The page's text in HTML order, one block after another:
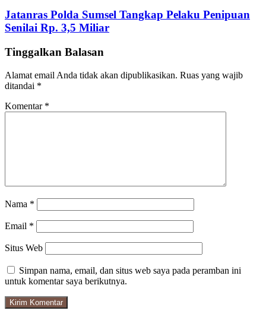
Jatanras Polda Sumsel Tangkap Pelaku Penipuan
Senilai Rp. 3,5 Miliar
Tinggalkan Balasan
Alamat email Anda tidak akan dipublikasikan. Ruas yang wajib
ditandai *
Komentar *
Nama *
Email *
Situs Web
Simpan nama, email, dan situs web saya pada peramban ini
untuk komentar saya berikutnya.